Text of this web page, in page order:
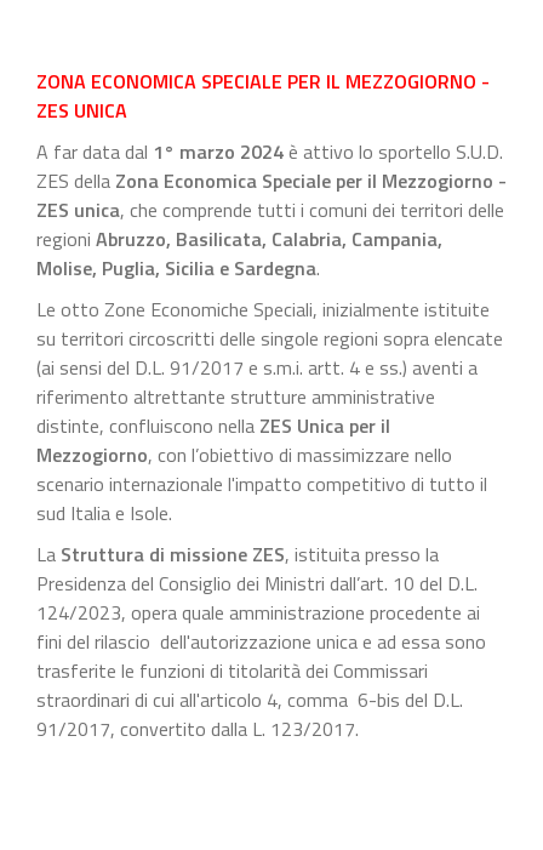
ZONA ECONOMICA SPECIALE PER IL MEZZOGIORNO -
ZES UNICA
A far data dal 1° marzo 2024è attivo lo sportello S.U.D.
ZES della Zona Economica Speciale per il Mezzogiorno -
ZES unica, che comprende tutti i comuni dei territori delle
regioni Abruzzo, Basilicata, Calabria, Campania,
Molise, Puglia, Sicilia e Sardegna.
Le otto Zone Economiche Speciali, inizialmente istituite
su territori circoscritti delle singole regioni sopra elencate
(ai sensi del D.L. 91/2017 e s.m.i. artt. 4 e ss.) aventi a
riferimento altrettante strutture amministrative
distinte, confluiscono nella ZES Unica per il
Mezzogiorno, con l’obiettivo di massimizzare nello
scenario internazionale l'impatto competitivo di tutto il
sud Italia e Isole.
La Struttura di missione ZES, istituita presso la
Presidenza del Consiglio dei Ministri dall’art. 10 del D.L.
124/2023, opera quale amministrazione procedente ai
fini del rilascio dell'autorizzazione unica e ad essa sono
trasferite le funzioni di titolarità dei Commissari
straordinari di cui all'articolo 4, comma 6-bis del D.L.
91/2017, convertito dalla L. 123/2017.